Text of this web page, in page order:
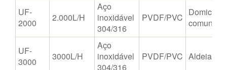
UF-
2000
2.000L/H
Aço
inoxidável
304/316
PVDF/PVC
UF-
3000
3000L/H
Aço
inoxidável
304/316
PVDF/PVC Aldeia /